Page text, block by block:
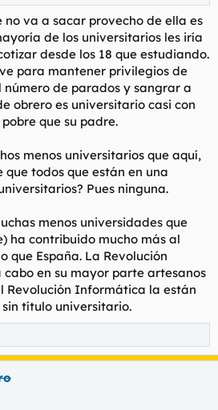
va a sacar provecho de ella es
de los universitarios les iría
desde los 18 que estudiando.
para mantener privilegios de
de parados y sangrar a
obrero es universitario casi con
que su padre.
menos universitarios que aquí,
todos que están en una
Pues ninguna.
menos universidades que
ha contribuido mucho más al
que España. La Revolución
en su mayor parte artesanos
Revolución Informática la están
título universitario.